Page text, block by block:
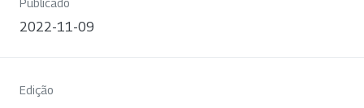
2022-11-09
Edição